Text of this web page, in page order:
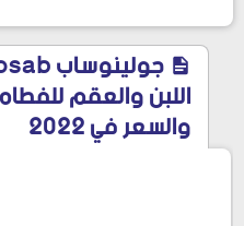
اللبن والعقم
والسعر في 2022